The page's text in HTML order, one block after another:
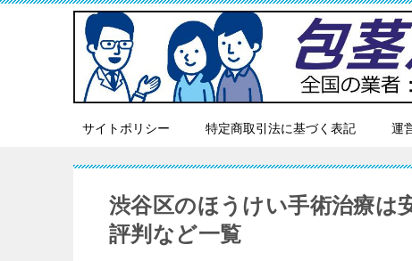
サイトポリシー 特定商取引法に基づく表記 運
渋谷区のほうけい手術治療は
評判など一覧